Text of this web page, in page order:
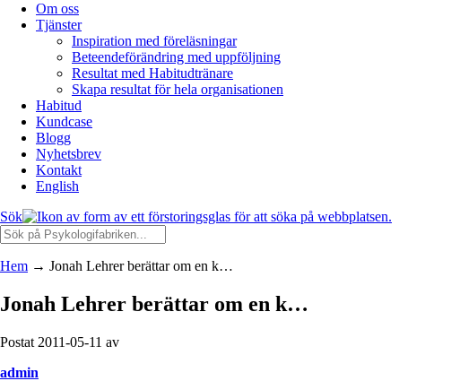
Om oss
Tjänster
Inspiration med föreläsningar
Beteendeförändring med uppföljning
Resultat med Habitudtränare
Skapa resultat för hela organisationen
Habitud
Kundcase
Blogg
Nyhetsbrev
Kontakt
English
Sök
Hem → Jonah Lehrer berättar om en k…
Jonah Lehrer berättar om en k…
Postat 2011-05-11 av
admin